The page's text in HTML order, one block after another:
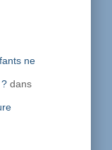
ne
dans